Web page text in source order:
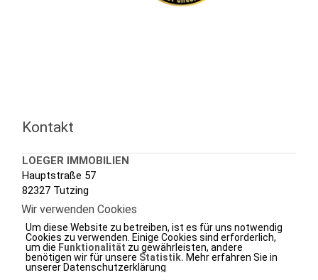
Kontakt
LOEGER IMMOBILIEN
Hauptstraße 57
82327 Tutzing
Tel.: +49 (0) 8158 3020
Fax.: +49 (0) 8158 7288
e-mail.:info@loeger.de
Wir verwenden Cookies
Um diese Website zu betreiben, ist es für uns notwendig
Cookies zu verwenden. Einige Cookies sind erforderlich,
um die Funktionalität zu gewährleisten, andere
benötigen wir für unsere Statistik. Mehr erfahren Sie in
unserer Datenschutzerklärung